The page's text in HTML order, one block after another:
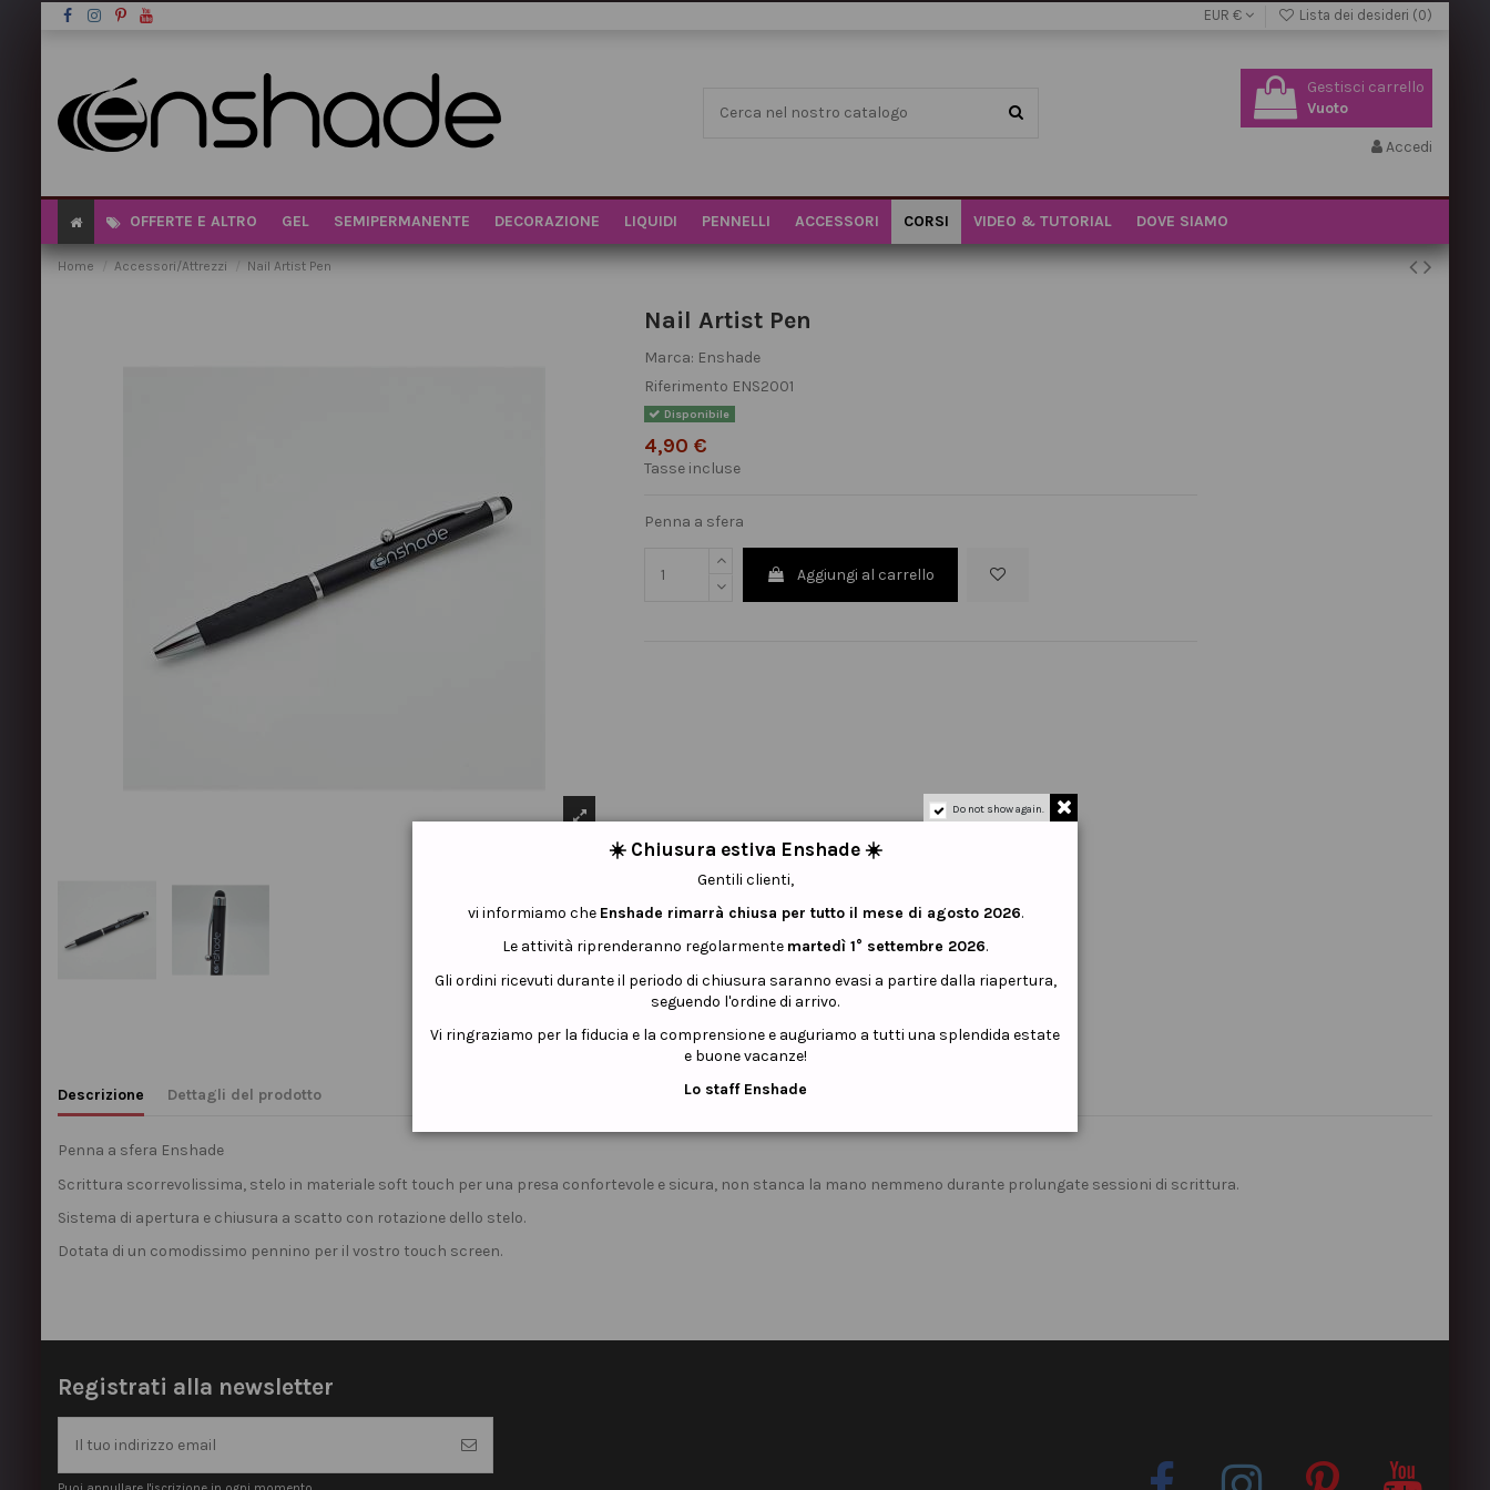
EUR € Lista dei desideri (0)
Gestisci carrello
Vuoto
Accedi
OFFERTE E ALTRO GEL SEMIPERMANENTE DECORAZIONE LIQUIDI PENNELLI ACCESSORI CORSI VIDEO & TUTORIAL DOVE SIAMO
Home Accessori/Attrezzi Nail Artist Pen
Nail Artist Pen
Marca: Enshade
Riferimento ENS2001
Disponibile
4,90 €
Tasse incluse
Penna a sfera
Aggiungi al carrello
Descrizione Dettagli del prodotto
Penna a sfera Enshade
Scrittura scorrevolissima, stelo in materiale soft touch per una presa confortevole e sicura, non stanca la mano nemmeno durante prolungate sessioni di scrittura.
Sistema di apertura e chiusura a scatto con rotazione dello stelo.
Dotata di un comodissimo pennino per il vostro touch screen.
Registrati alla newsletter
Do not show again.
☀️ Chiusura estiva Enshade ☀️
Gentili clienti,
vi informiamo che Enshade rimarrà chiusa per tutto il mese di agosto 2026.
Le attività riprenderanno regolarmente martedì 1° settembre 2026.
Gli ordini ricevuti durante il periodo di chiusura saranno evasi a partire dalla riapertura,
seguendo l'ordine di arrivo.
Vi ringraziamo per la fiducia e la comprensione e auguriamo a tutti una splendida estate
e buone vacanze!
Lo staff Enshade